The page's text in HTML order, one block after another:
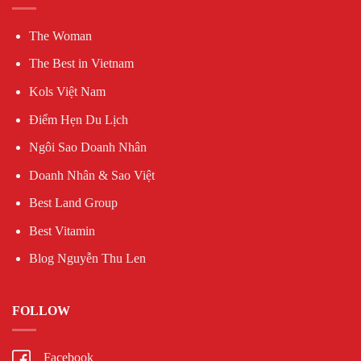
The Woman
The Best in Vietnam
Kols Việt Nam
Điểm Hẹn Du Lịch
Ngôi Sao Doanh Nhân
Doanh Nhân & Sao Việt
Best Land Group
Best Vitamin
Blog Nguyễn Thu Len
FOLLOW
Facebook